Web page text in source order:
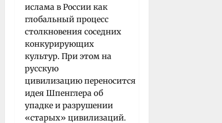
ислама в России как
глобальный процесс
столкновения соседних
конкурирующих
культур. При этом на
русскую
цивилизацию переносится
идея Шпенглера об
упадке и разрушении
«старых» цивилизаций.